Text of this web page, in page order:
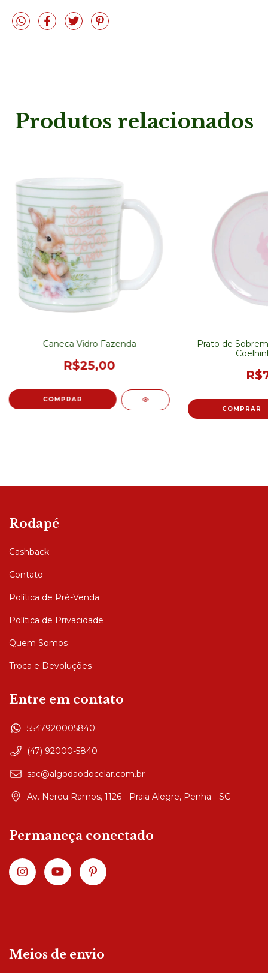
Produtos relacionados
Caneca Vidro Fazenda
R$25,00
Prato de
Rodapé
Cashback
Contato
Política de Pré-Venda
Política de Privacidade
Quem Somos
Troca e Devoluções
Entre em contato
5547920005840
(47) 92000-5840
sac@algodaodocelar.com.br
Av. Nereu Ramos, 1126 - Praia Alegre, Penha - SC
Permaneça conectado
Meios de envio